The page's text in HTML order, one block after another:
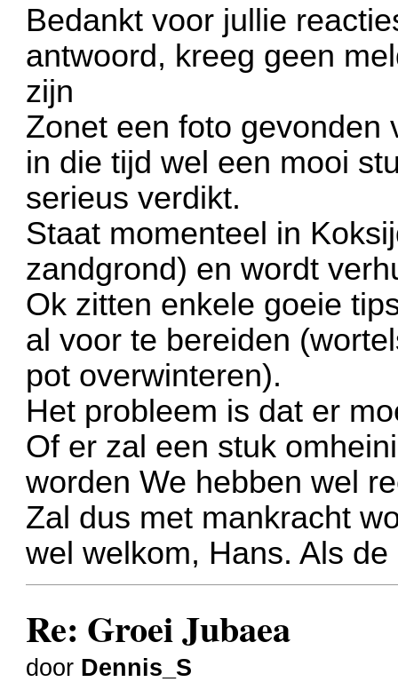
Bedankt voor jullie
antwoord, kreeg geen
zijn
Zonet een foto gevonden
in die tijd wel een mooi
serieus verdikt.
Staat momenteel in
zandgrond) en wordt
Ok zitten enkele goeie
al voor te bereiden
pot overwinteren).
Het probleem is dat er
Of er zal een stuk
wordenWe hebben wel
Zal dus met mankracht
wel welkom, Hans. Als
Re: Groei Jubaea
door Dennis_S